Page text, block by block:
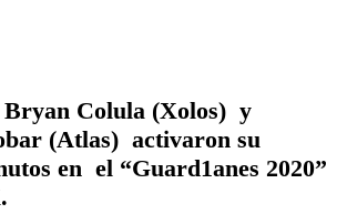
Bryan Colula (Xolos) y
(Atlas) activaron su
en el “Guard1anes 2020”